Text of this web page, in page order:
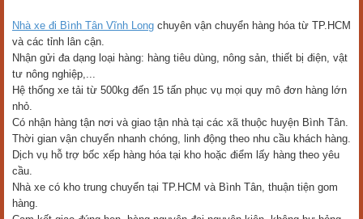
Nhà xe đi Bình Tân Vĩnh Long chuyên vận chuyển hàng hóa từ TP.HCM
và các tỉnh lân cận.
Nhận gửi đa dạng loại hàng: hàng tiêu dùng, nông sản, thiết bị điện, vật
tư nông nghiệp,...
Hệ thống xe tải từ 500kg đến 15 tấn phục vụ mọi quy mô đơn hàng lớn
nhỏ.
Có nhận hàng tận nơi và giao tận nhà tại các xã thuộc huyện Bình Tân.
Thời gian vận chuyển nhanh chóng, linh động theo nhu cầu khách hàng.
Dịch vụ hỗ trợ bốc xếp hàng hóa tại kho hoặc điểm lấy hàng theo yêu
cầu.
Nhà xe có kho trung chuyển tại TP.HCM và Bình Tân, thuận tiện gom
hàng.